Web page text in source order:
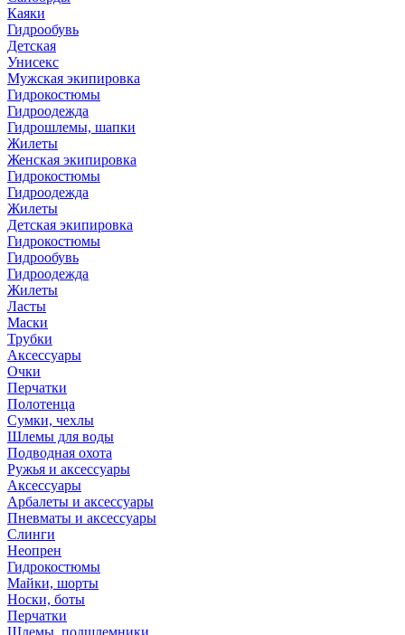
Каяки
Гидрообувь
Детская
Унисекс
Мужская экипировка
Гидрокостюмы
Гидроодежда
Гидрошлемы, шапки
Жилеты
Женская экипировка
Гидрокостюмы
Гидроодежда
Жилеты
Детская экипировка
Гидрокостюмы
Гидрообувь
Гидроодежда
Жилеты
Ласты
Маски
Трубки
Аксессуары
Очки
Перчатки
Полотенца
Сумки, чехлы
Шлемы для воды
Подводная охота
Ружья и аксессуары
Аксессуары
Арбалеты и аксессуары
Пневматы и аксессуары
Слинги
Неопрен
Гидрокостюмы
Майки, шорты
Носки, боты
Перчатки
Шлемы, подшлемники